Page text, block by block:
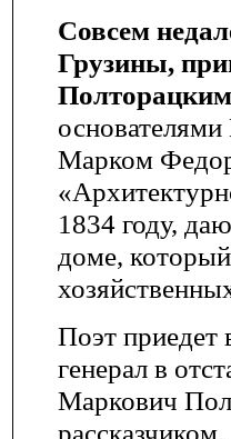
Совсем
Грузины,
Марком
1834 году,
доме,
Поэт приедет
генерал в
Маркович